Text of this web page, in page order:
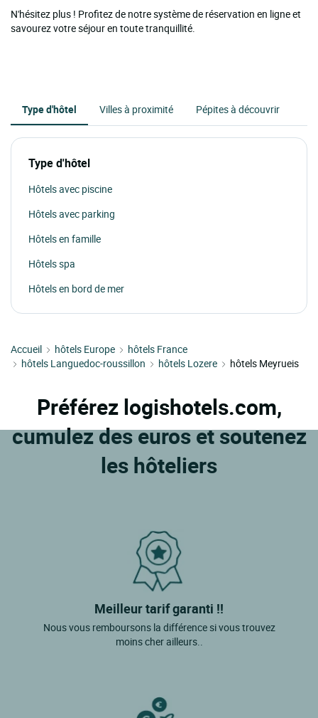
N'hésitez plus ! Profitez de notre système de réservation en ligne et
savourez votre séjour en toute tranquillité.
Type d'hôtel Villes à proximité Pépites à découvrir
Type d'hôtel
Hôtels avec piscine
Hôtels avec parking
Hôtels en famille
Hôtels spa
Hôtels en bord de mer
Accueil hôtels Europe
hôtels France
hôtels Languedoc-roussillon
hôtels Lozere hôtels Meyrueis
Préférez logishotels.com,
cumulez des euros et soutenez
les hôteliers
Meilleur tarif garanti !!
Nous vous remboursons la différence si vous trouvez
moins cher ailleurs..